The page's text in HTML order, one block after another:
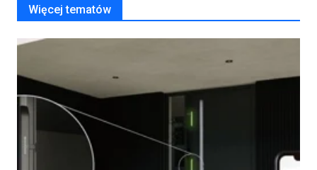
Więcej tematów